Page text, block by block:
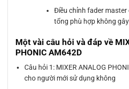
Điều chỉnh fader
tổng phù hợp không
Một vài câu hỏi và đáp về
PHONIC AM642D
Câu hỏi 1: MIXER ANALOG
cho người mới sử dụng không